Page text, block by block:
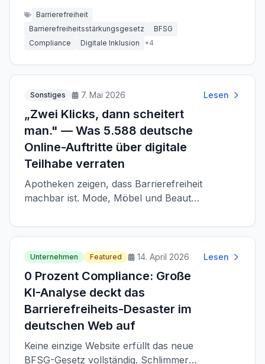
Inkrafttreten weder abgeschlossene
Bußgeldverfahren noch namentliche
Beanstandungen der
Marktüberwachung.
Barrierefreiheit
Barrierefreiheitsstärkungsgesetz
BFSG
Compliance
Digitale Inklusion +4
Sonstiges 7. Mai 2026
„Zwei Klicks, dann scheitert
man." — Was 5.588 deutsche
Online-Auftritte über digitale
Teilhabe verraten
Apotheken zeigen, dass Barrierefreiheit
machbar ist. Mode, Möbel und Beauty
Index für digitale Barrierefreiheit auf
Basis von 5.588 deutschen
Unternehmenshomepages.
Lesen
Unternehmen Featured 14. April 2026
0 Prozent Compliance: Große
KI-Analyse deckt das
Barrierefreiheits-Desaster im
deutschen Web auf
Keine einzige Website erfüllt das neue
BFSG-Gesetz vollständig. Schlimmer
Lesen